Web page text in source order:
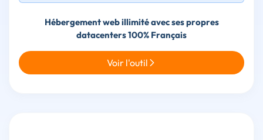
Hébergement web illimité avec ses propres
Voir l'outil